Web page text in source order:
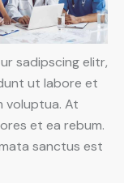
sadipscing elitr,
ut labore et
voluptua. At
et ea rebum.
sanctus est